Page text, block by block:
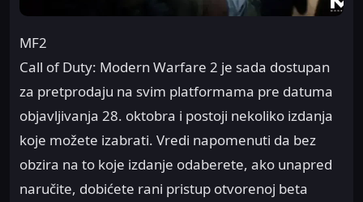
MF2
Call of Duty: Modern Warfare 2 je sada dostupan
za pretprodaju na svim platformama pre datuma
objavljivanja 28. oktobra i postoji nekoliko izdanja
koje možete izabrati. Vredi napomenuti da bez
obzira na to koje izdanje odaberete, ako unapred
naručite, dobićete rani pristup otvorenoj beta